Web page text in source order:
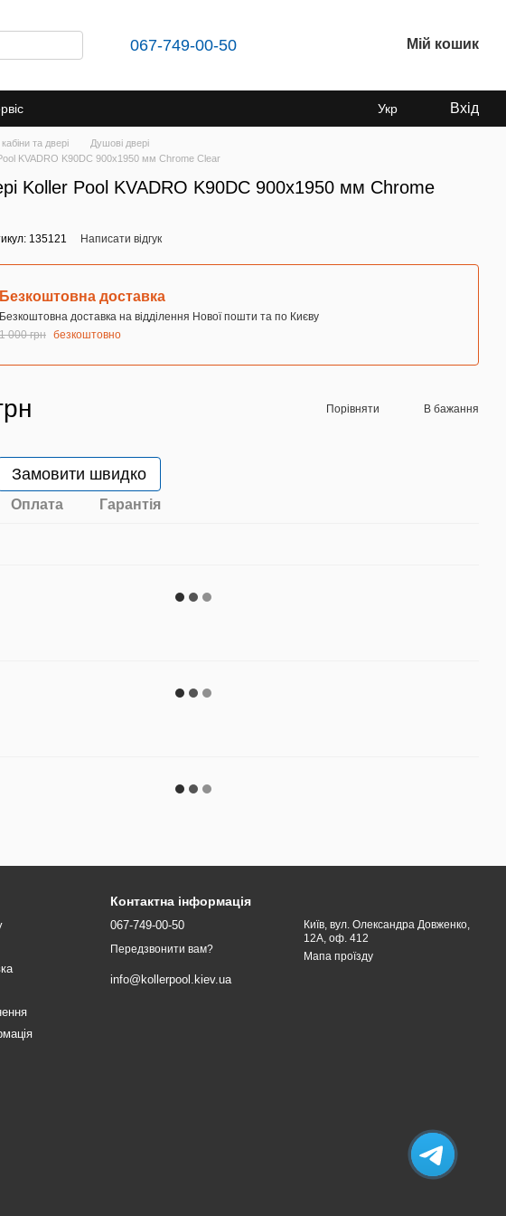
067-749-00-50 Мій кошик
Укр Вхід
та двері
Душові двері
KVADRO K90DC 900х1950 мм Chrome Clear
Koller Pool KVADRO K90DC 900х1950 мм Chrome
135121 Написати відгук
Безкоштовна доставка
Безкоштовна доставка на відділення Нової пошти та по Києву
1 000 грн безкоштовно
Порівняти В бажання
Замовити швидко
Оплата Гарантія
Контактна інформація
067-749-00-50
Передзвонити вам?
info@kollerpool.kiev.ua
Київ, вул. Олександра Довженко,
12А, оф. 412
Мапа проїзду